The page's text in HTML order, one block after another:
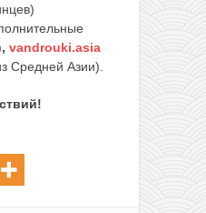
, vandrouki.asia
Средней Азии).